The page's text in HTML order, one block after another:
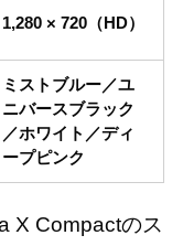
1,280 × 720（HD）
ミストブルー／ユ
ニバースブラック
／ホワイト／ディ
ープピンク
X Compactのス